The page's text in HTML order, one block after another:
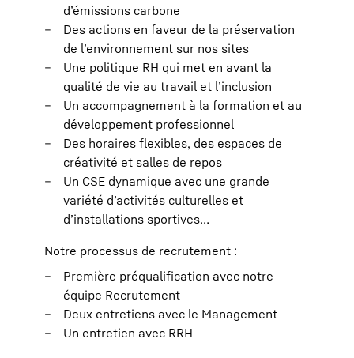
d’émissions carbone
Des actions en faveur de la préservation
de l’environnement sur nos sites
Une politique RH qui met en avant la
qualité de vie au travail et l’inclusion
Un accompagnement à la formation et au
développement professionnel
Des horaires flexibles, des espaces de
créativité et salles de repos
Un CSE dynamique avec une grande
variété d’activités culturelles et
d’installations sportives…
Notre processus de recrutement :
Première préqualification avec notre
équipe Recrutement
Deux entretiens avec le Management
Un entretien avec RRH